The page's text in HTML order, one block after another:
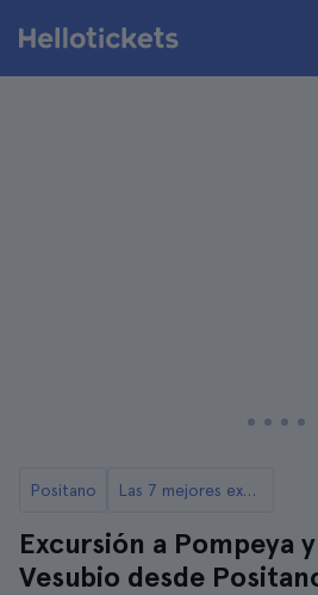
Positano Las 7 mejores excursiones desde Positano
Excursión a Pompeya
Vesubio desde